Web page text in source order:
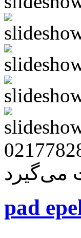
می‌گیرد
pad